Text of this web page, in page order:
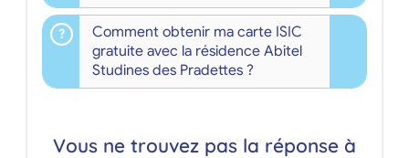
Comment obtenir ma carte ISIC
gratuite avec la résidence Abitel
Studines des Pradettes ?
Vous ne trouvez pas la réponse à